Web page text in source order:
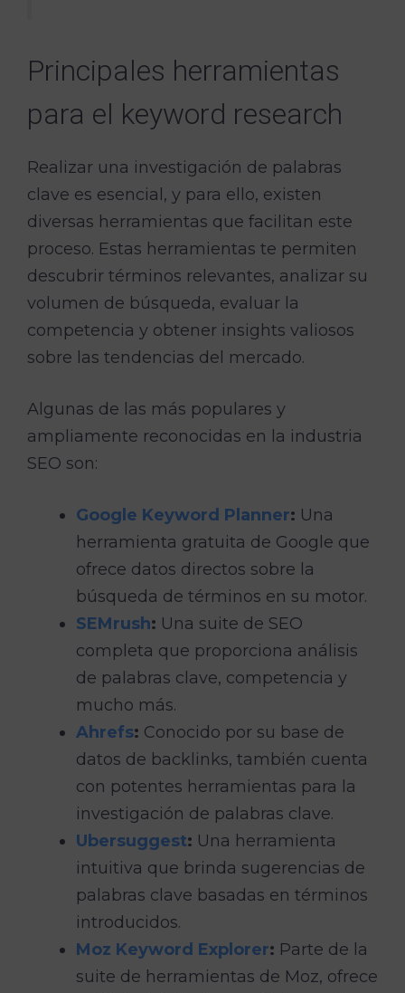
Principales herramientas
para el keyword research
Realizar una investigación de palabras
clave es esencial, y para ello, existen
diversas herramientas que facilitan este
proceso. Estas herramientas te permiten
descubrir términos relevantes, analizar su
volumen de búsqueda, evaluar la
competencia y obtener insights valiosos
sobre las tendencias del mercado.
Algunas de las más populares y
ampliamente reconocidas en la industria
SEO son:
Google Keyword Planner: Una
herramienta gratuita de Google que
ofrece datos directos sobre la
búsqueda de términos en su motor.
SEMrush: Una suite de SEO
completa que proporciona análisis
de palabras clave, competencia y
mucho más.
Ahrefs: Conocido por su base de
datos de backlinks, también cuenta
con potentes herramientas para la
investigación de palabras clave.
Ubersuggest: Una herramienta
intuitiva que brinda sugerencias de
palabras clave basadas en términos
introducidos.
Moz Keyword Explorer: Parte de la
suite de herramientas de Moz, ofrece